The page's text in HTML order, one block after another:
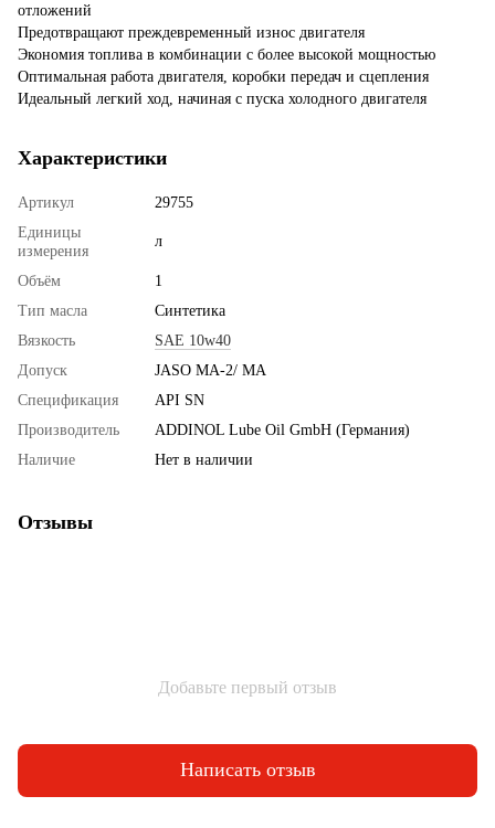
отложений
Предотвращают преждевременный износ двигателя
Экономия топлива в комбинации с более высокой мощностью
Оптимальная работа двигателя, коробки передач и сцепления
Идеальный легкий ход, начиная с пуска холодного двигателя
Характеристики
Артикул
29755
Единицы
измерения
л
Объём
1
Тип масла
Синтетика
Вязкость
SAE 10w40
Допуск
JASO MA-2/ MA
Спецификация
API SN
Производитель
ADDINOL Lube Oil GmbH (Германия)
Наличие
Нет в наличии
Отзывы
Добавьте первый отзыв
Написать отзыв